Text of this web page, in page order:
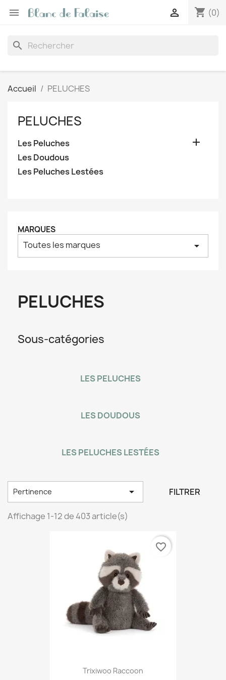
 shopping_cart (0)

search
Accueil PELUCHES
PELUCHES
Les Peluches 
Les Doudous
Les Peluches Lestées
MARQUES
Toutes les marques arrow_drop_down
PELUCHES
Sous-catégories
LES PELUCHES
LES DOUDOUS
LES PELUCHES LESTÉES
Pertinence  FILTRER
Affichage 1-12 de 403 article(s)
Trixiwoo Raccoon
favorite_border